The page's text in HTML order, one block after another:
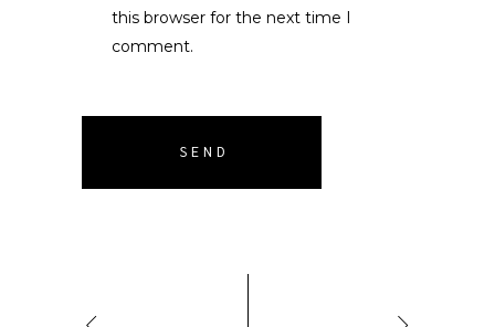
this browser for the next time I
comment.
SEND